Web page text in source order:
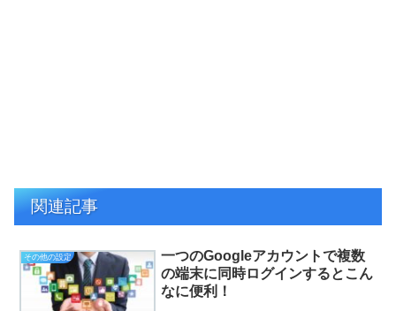
関連記事
その他の設定
一つのGoogleアカウントで複数
の端末に同時ログインするとこん
なに便利！